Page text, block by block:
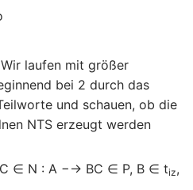
laufen mit größer
bei 2 durch das
und schauen, ob die
NTS erzeugt werden
∈ N : A −→ BC ∈ P, B ∈ tiz,